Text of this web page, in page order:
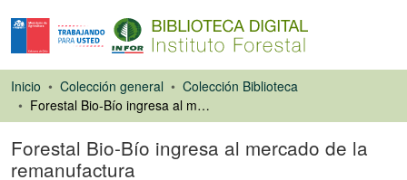
Inicio Colección general
Colección Biblioteca
Forestal Bio-Bío ingresa al mercado de la remanufactura
Forestal Bio-Bío ingresa al mercado de la
remanufactura